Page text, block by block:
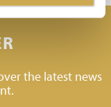
the latest news